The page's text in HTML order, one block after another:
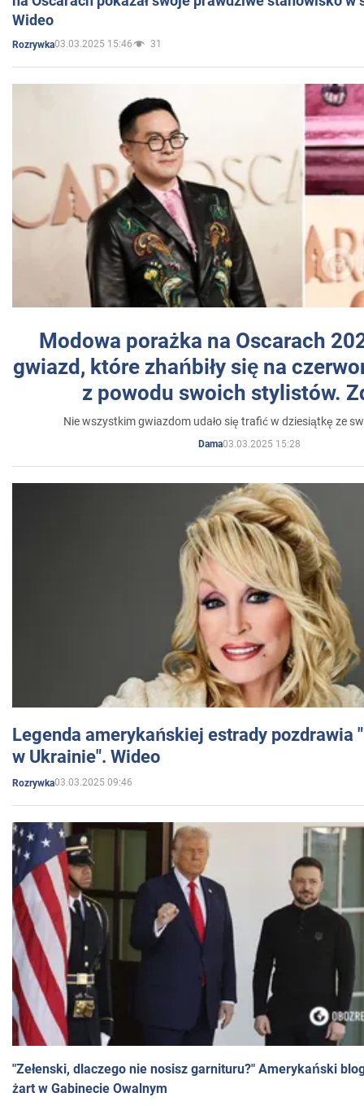
Wideo
Rozrywka03.03.2025 15:46 31
Modowa porażka na Oscarach
gwiazd, które zhańbiły się na
z powodu swoich stylistów.
Nie wszystkim gwiazdom udało się trafić w dziesiątkę ze
Dama03.03.2025 15:28
Legenda amerykańskiej estrady pozdrawia
w Ukrainie". Wideo
Rozrywka03.03.2025 09:46
"Zełenski, dlaczego nie nosisz garnituru?" Amerykański
żart w Gabinecie Owalnym